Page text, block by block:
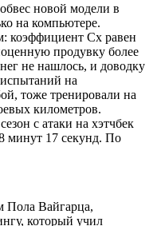
новой модели в
на компьютере.
коэффициент Cx равен
продувку более
не нашлось, и доводку
на
тоже тренировали на
километров.
с атаки на хэтчбек
минут 17 секунд. По
Пола Вайгарца,
который учил